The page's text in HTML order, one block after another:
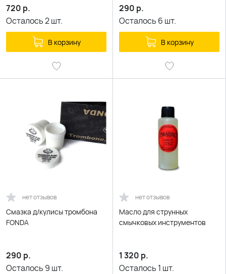
720 р.
Осталось2шт.
В корзину
290 р.
Осталось 6 шт.
В корзину
нет отзывов
Смазка д/кулисы тромбона
FONDA
290 р.
Осталось 9 шт.
нет отзывов
Масло для струнных
смычковых инструментов
1 320 р.
Осталось 1 шт.